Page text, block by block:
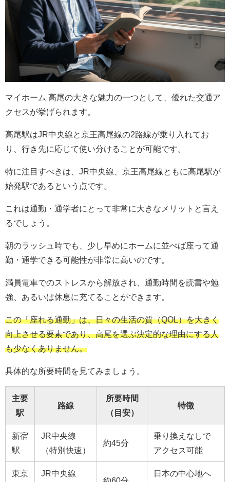
マイホーム 高尾の大きな魅力の一つとして、優れた交通ア
クセスが挙げられます。
高尾駅はJR中央線と京王高尾線の2路線が乗り入れてお
り、行き先に応じて使い分けることが可能です。
特に注目すべきは、JR中央線、京王高尾線ともに高尾駅が
始発駅であるという点です。
これは通勤・通学者にとって非常に大きなメリットと言え
るでしょう。
朝のラッシュ時でも、少し早めにホームに並べば座って通
勤・通学できる可能性が非常に高いのです。
満員電車でのストレスから解放され、通勤時間を読書や勉
強、あるいは休息に充てることができます。
この「座れる通勤」は、日々の生活の質（QOL）を大きく
向上させる要素であり、高尾を選ぶ決定的な理由にする人
も少なくありません。
具体的な所要時間を見てみましょう。
主要
駅
路線
所要時間
（目安）
特徴
新宿
駅
JR中央線
（特別快速）
約45分
乗り換えなしで
アクセス可能
東京
JR中央線
日本の中心地へ